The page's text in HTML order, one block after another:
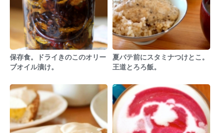
保存食。ドライきのこのオリー
ブオイル漬け。
夏バテ前にスタミナつけとこ。
王道とろろ飯。